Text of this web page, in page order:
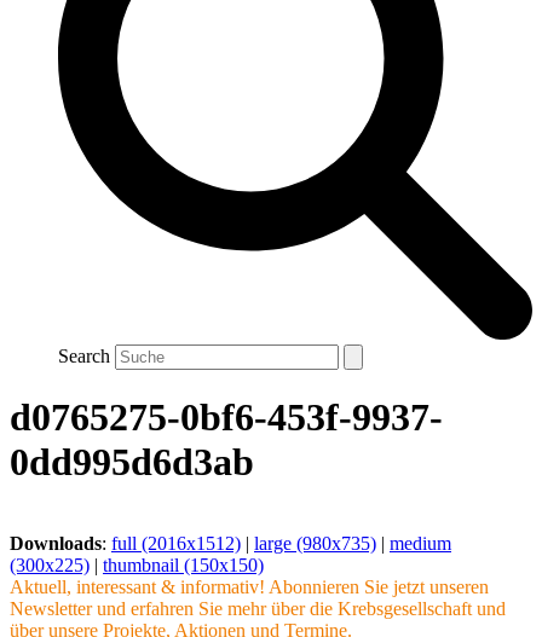
Search
d0765275-0bf6-453f-9937-
0dd995d6d3ab
Downloads: full (2016x1512) | large (980x735) | medium
(300x225) | thumbnail (150x150)
Aktuell, interessant & informativ! Abonnieren Sie jetzt unseren
Newsletter und erfahren Sie mehr über die Krebsgesellschaft und
über unsere Projekte, Aktionen und Termine.